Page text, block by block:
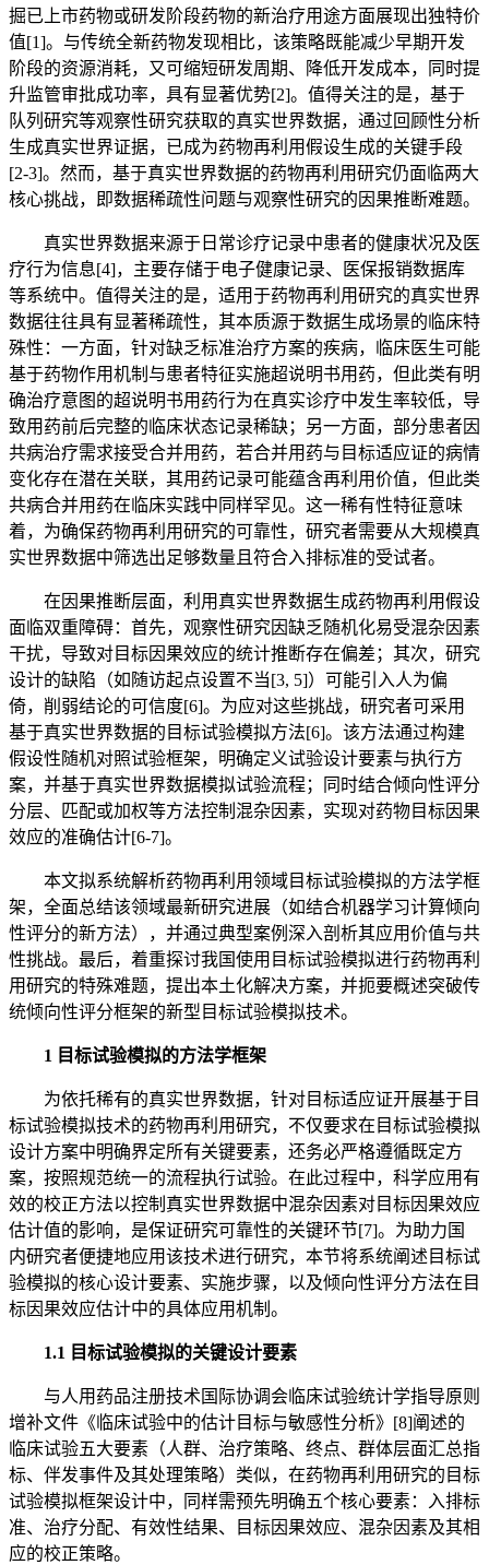
掘已上市药物或研发阶段药物的新治疗用途方面展现出独特价
值[1]。与传统全新药物发现相比，该策略既能减少早期开发
阶段的资源消耗，又可缩短研发周期、降低开发成本，同时提
升监管审批成功率，具有显著优势[2]。值得关注的是，基于
队列研究等观察性研究获取的真实世界数据，通过回顾性分析
生成真实世界证据，已成为药物再利用假设生成的关键手段
[2-3]。然而，基于真实世界数据的药物再利用研究仍面临两大
核心挑战，即数据稀疏性问题与观察性研究的因果推断难题。
真实世界数据来源于日常诊疗记录中患者的健康状况及医
疗行为信息[4]，主要存储于电子健康记录、医保报销数据库
等系统中。值得关注的是，适用于药物再利用研究的真实世界
数据往往具有显著稀疏性，其本质源于数据生成场景的临床特
殊性：一方面，针对缺乏标准治疗方案的疾病，临床医生可能
基于药物作用机制与患者特征实施超说明书用药，但此类有明
确治疗意图的超说明书用药行为在真实诊疗中发生率较低，导
致用药前后完整的临床状态记录稀缺；另一方面，部分患者因
共病治疗需求接受合并用药，若合并用药与目标适应证的病情
变化存在潜在关联，其用药记录可能蕴含再利用价值，但此类
共病合并用药在临床实践中同样罕见。这一稀有性特征意味
着，为确保药物再利用研究的可靠性，研究者需要从大规模真
实世界数据中筛选出足够数量且符合入排标准的受试者。
在因果推断层面，利用真实世界数据生成药物再利用假设
面临双重障碍：首先，观察性研究因缺乏随机化易受混杂因素
干扰，导致对目标因果效应的统计推断存在偏差；其次，研究
设计的缺陷（如随访起点设置不当[3, 5]）可能引入人为偏
倚，削弱结论的可信度[6]。为应对这些挑战，研究者可采用
基于真实世界数据的目标试验模拟方法[6]。该方法通过构建
假设性随机对照试验框架，明确定义试验设计要素与执行方
案，并基于真实世界数据模拟试验流程；同时结合倾向性评分
分层、匹配或加权等方法控制混杂因素，实现对药物目标因果
效应的准确估计[6-7]。
本文拟系统解析药物再利用领域目标试验模拟的方法学框
架，全面总结该领域最新研究进展（如结合机器学习计算倾向
性评分的新方法），并通过典型案例深入剖析其应用价值与共
性挑战。最后，着重探讨我国使用目标试验模拟进行药物再利
用研究的特殊难题，提出本土化解决方案，并扼要概述突破传
统倾向性评分框架的新型目标试验模拟技术。
1 目标试验模拟的方法学框架
为依托稀有的真实世界数据，针对目标适应证开展基于目
标试验模拟技术的药物再利用研究，不仅要求在目标试验模拟
设计方案中明确界定所有关键要素，还务必严格遵循既定方
案，按照规范统一的流程执行试验。在此过程中，科学应用有
效的校正方法以控制真实世界数据中混杂因素对目标因果效应
估计值的影响，是保证研究可靠性的关键环节[7]。为助力国
内研究者便捷地应用该技术进行研究，本节将系统阐述目标试
验模拟的核心设计要素、实施步骤，以及倾向性评分方法在目
标因果效应估计中的具体应用机制。
1.1 目标试验模拟的关键设计要素
与人用药品注册技术国际协调会临床试验统计学指导原则
增补文件《临床试验中的估计目标与敏感性分析》[8]阐述的
临床试验五大要素（人群、治疗策略、终点、群体层面汇总指
标、伴发事件及其处理策略）类似，在药物再利用研究的目标
试验模拟框架设计中，同样需预先明确五个核心要素：入排标
准、治疗分配、有效性结果、目标因果效应、混杂因素及其相
应的校正策略。